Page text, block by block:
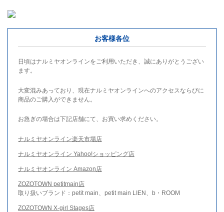
お客様各位
日頃はナルミヤオンラインをご利用いただき、誠にありがとうござい
ます。
大変混みあっており、現在ナルミヤオンラインへのアクセスならびに
商品のご購入ができません。
お急ぎの場合は下記店舗にて、お買い求めください。
ナルミヤオンライン楽天市場店
ナルミヤオンライン Yahoo!ショッピング店
ナルミヤオンライン Amazon店
ZOZOTOWN petitmain店
取り扱いブランド：petit main、petit main LIEN、b・ROOM
ZOZOTOWN X-girl Stages店